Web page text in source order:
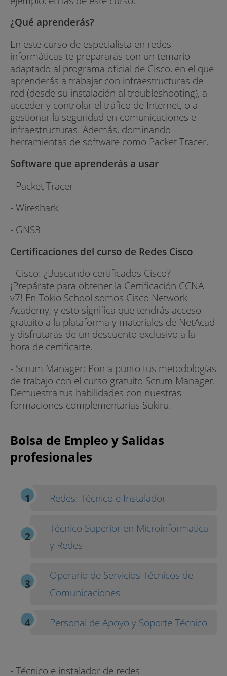
¿Qué aprenderás?
En este curso de especialista en redes
informáticas te prepararás con un temario
adaptado al programa oficial de Cisco, en el que
aprenderás a trabajar con infraestructuras de
red (desde su instalación al troubleshooting), a
acceder y controlar el tráfico de Internet, o a
gestionar la seguridad en comunicaciones e
infraestructuras. Además, dominando
herramientas de software como Packet Tracer.
Software que aprenderás a usar
- Packet Tracer
- Wireshark
- GNS3
Certificaciones del curso de Redes Cisco
- Cisco: ¿Buscando certificados Cisco?
¡Prepárate para obtener la Certificación CCNA
v7! En Tokio School somos Cisco Network
Academy, y esto significa que tendrás acceso
gratuito a la plataforma y materiales de NetAcad
y disfrutarás de un descuento exclusivo a la
hora de certificarte.
- Scrum Manager: Pon a punto tus metodologías
de trabajo con el curso gratuito Scrum Manager.
Demuestra tus habilidades con nuestras
formaciones complementarias Sukiru.
Bolsa de Empleo y Salidas
profesionales
Redes: Técnico e Instalador
Técnico Superior en Microinformatica
y Redes
Operario de Servicios Técnicos de
Comunicaciones
Personal de Apoyo y Soporte Técnico
- Técnico e instalador de redes